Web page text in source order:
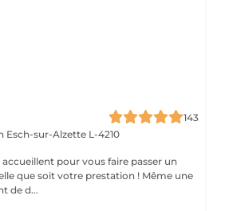
143
Esch-sur-Alzette L-4210
accueillent pour vous faire passer un
que soit votre prestation ! Même une
de d...